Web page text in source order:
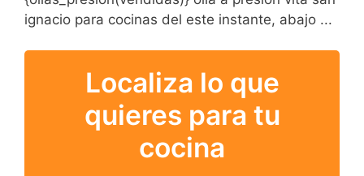
ignacio para cocinas del este instante, abajo ...
Localiza lo que
quieres para tu
cocina